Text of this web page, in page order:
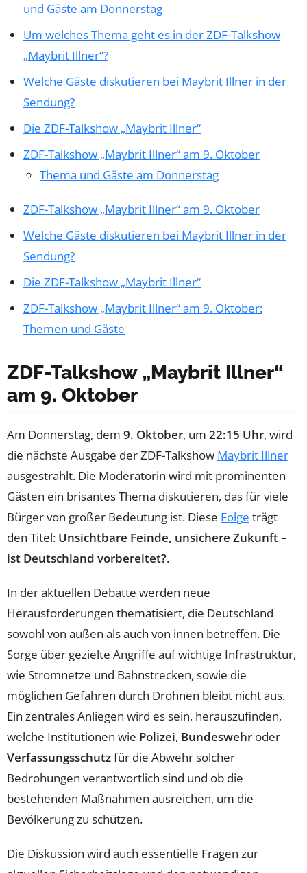
und Gäste am Donnerstag
Um welches Thema geht es in der ZDF-Talkshow
„Maybrit Illner“?
Welche Gäste diskutieren bei Maybrit Illner in der
Sendung?
Die ZDF-Talkshow „Maybrit Illner“
ZDF-Talkshow „Maybrit Illner“ am 9. Oktober
Thema und Gäste am Donnerstag
ZDF-Talkshow „Maybrit Illner“ am 9. Oktober
Welche Gäste diskutieren bei Maybrit Illner in der
Sendung?
Die ZDF-Talkshow „Maybrit Illner“
ZDF-Talkshow „Maybrit Illner“ am 9. Oktober:
Themen und Gäste
ZDF-Talkshow „Maybrit Illner“
am 9. Oktober
Am Donnerstag, dem 9. Oktober, um 22:15 Uhr, wird
die nächste Ausgabe der ZDF-Talkshow Maybrit Illner
ausgestrahlt. Die Moderatorin wird mit prominenten
Gästen ein brisantes Thema diskutieren, das für viele
Bürger von großer Bedeutung ist. Diese Folge trägt
den Titel: Unsichtbare Feinde, unsichere Zukunft –
ist Deutschland vorbereitet?.
In der aktuellen Debatte werden neue
Herausforderungen thematisiert, die Deutschland
sowohl von außen als auch von innen betreffen. Die
Sorge über gezielte Angriffe auf wichtige Infrastruktur,
wie Stromnetze und Bahnstrecken, sowie die
möglichen Gefahren durch Drohnen bleibt nicht aus.
Ein zentrales Anliegen wird es sein, herauszufinden,
welche Institutionen wie Polizei, Bundeswehr oder
Verfassungsschutzfür die Abwehr solcher
Bedrohungen verantwortlich sind und ob die
bestehenden Maßnahmen ausreichen, um die
Bevölkerung zu schützen.
Die Diskussion wird auch essentielle Fragen zur